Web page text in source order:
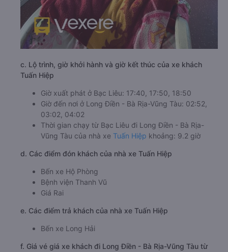
c. Lộ trình, giờ khởi hành và giờ kết thúc của xe khách
Tuấn Hiệp
Giờ xuất phát ở Bạc Liêu: 17:40, 17:50, 18:50
Giờ đến nơi ở Long Điền - Bà Rịa-Vũng Tàu: 02:52,
03:02, 04:02
Thời gian chạy từ Bạc Liêu đi Long Điền - Bà Rịa-
Vũng Tàu của nhà xe Tuấn Hiệp khoảng: 9.2 giờ
d. Các điểm đón khách của nhà xe Tuấn Hiệp
Bến xe Hộ Phòng
Bệnh viện Thanh Vũ
Giá Rai
e. Các điểm trả khách của nhà xe Tuấn Hiệp
Bến xe Long Hải
f. Giá vé giá xe khách đi Long Điền - Bà Rịa-Vũng Tàu từ